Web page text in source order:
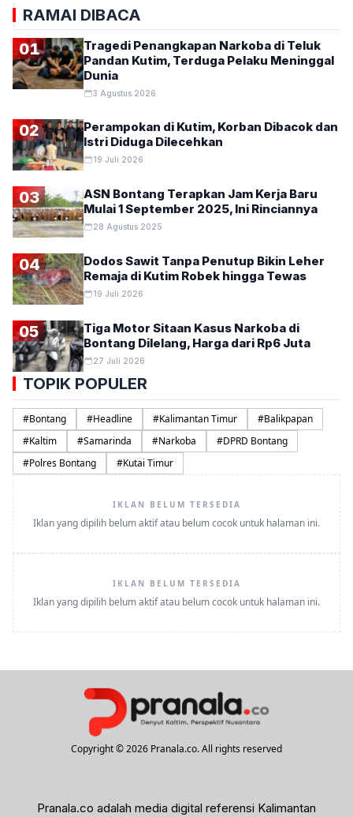
RAMAI DIBACA
01
Tragedi Penangkapan Narkoba di Teluk
Pandan Kutim, Terduga Pelaku Meninggal
Dunia
3 Agustus 2026
02
Perampokan di Kutim, Korban Dibacok dan
Istri Diduga Dilecehkan
19 Juli 2026
03
ASN Bontang Terapkan Jam Kerja Baru
Mulai 1 September 2025, Ini Rinciannya
28 Agustus 2025
04
Dodos Sawit Tanpa Penutup Bikin Leher
Remaja di Kutim Robek hingga Tewas
19 Juli 2026
05
Tiga Motor Sitaan Kasus Narkoba di
Bontang Dilelang, Harga dari Rp6 Juta
27 Juli 2026
TOPIK POPULER
#Bontang #Headline #Kalimantan Timur #Balikpapan
#Kaltim #Samarinda #Narkoba #DPRD Bontang
#Polres Bontang #Kutai Timur
IKLAN BELUM TERSEDIA
Iklan yang dipilih belum aktif atau belum cocok untuk halaman ini.
IKLAN BELUM TERSEDIA
Iklan yang dipilih belum aktif atau belum cocok untuk halaman ini.
Copyright © 2026 Pranala.co. All rights reserved
Pranala.co adalah media digital referensi Kalimantan